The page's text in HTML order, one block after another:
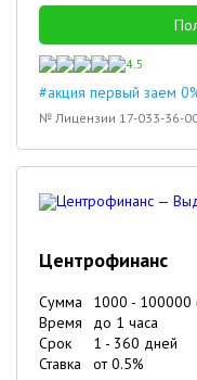
4.5
#акция первый заем
№ Лицензии 17-033-36-
Центрофинанс
Сумма 1000 - 100000
Время
до 1 часа
Срок
1 - 360 дней
Ставка
от0.5%